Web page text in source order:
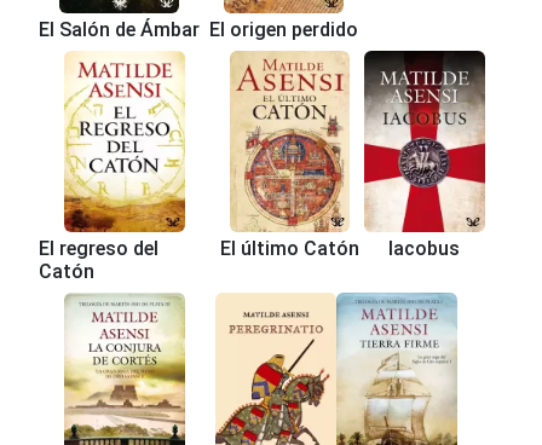
El Salón de Ámbar El origen perdido
El regreso del
Catón
El último Catón Iacobus